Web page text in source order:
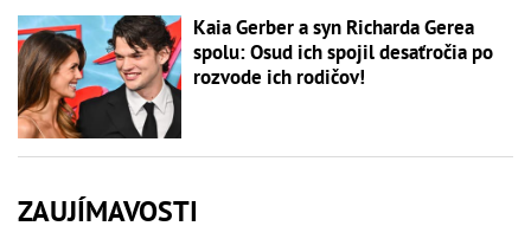
Kaia Gerber a syn Richarda Gerea
spolu: Osud ich spojil desaťročia po
rozvode ich rodičov!
ZAUJÍMAVOSTI